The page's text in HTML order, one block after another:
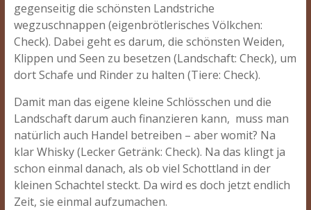
gegenseitig die schönsten Landstriche
wegzuschnappen (eigenbrötlerisches Völkchen:
Check). Dabei geht es darum, die schönsten Weiden,
Klippen und Seen zu besetzen (Landschaft: Check), um
dort Schafe und Rinder zu halten (Tiere: Check).
Damit man das eigene kleine Schlösschen und die
Landschaft darum auch finanzieren kann, muss man
natürlich auch Handel betreiben – aber womit? Na
klar Whisky (Lecker Getränk: Check). Na das klingt ja
schon einmal danach, als ob viel Schottland in der
kleinen Schachtel steckt. Da wird es doch jetzt endlich
Zeit, sie einmal aufzumachen.